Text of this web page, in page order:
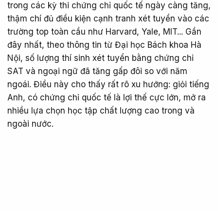
trong các kỳ thi chứng chỉ quốc tế ngày càng tăng,
thậm chí đủ điều kiện cạnh tranh xét tuyển vào các
trường top toàn cầu như Harvard, Yale, MIT... Gần
đây nhất, theo thông tin từ Đại học Bách khoa Hà
Nội, số lượng thí sinh xét tuyển bằng chứng chỉ
SAT và ngoại ngữ đã tăng gấp đôi so với năm
ngoái. Điều này cho thấy rất rõ xu hướng: giỏi tiếng
Anh, có chứng chỉ quốc tế là lợi thế cực lớn, mở ra
nhiều lựa chọn học tập chất lượng cao trong và
ngoài nước.